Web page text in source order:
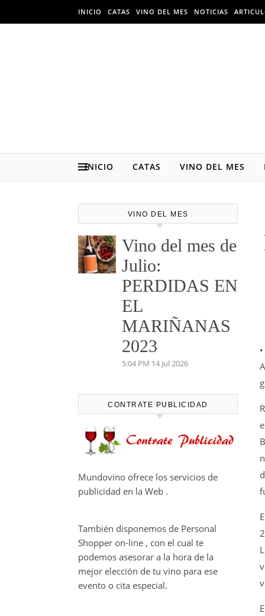
INICIO CATAS VINO DEL MES NOTICIAS
INICIO CATAS VINO DEL MES
VINO DEL MES
Vino del mes de
Julio:
PERDIDAS EN
EL
MARIÑANAS
2023
5:04 PM 14 Jul 2026
CONTRATE PUBLICIDAD
Mundovino ofrece los servicios de
publicidad en la Web .
También disponemos de Personal
Shopper on-line , con el cual te
podemos asesorar a la hora de la
mejor elección de tu vino para ese
evento o cita especial.